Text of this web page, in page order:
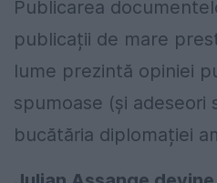
Publicarea
publicații de mare
lume prezintă opiniei
spumoase (și adeseori
bucătăria diplomației